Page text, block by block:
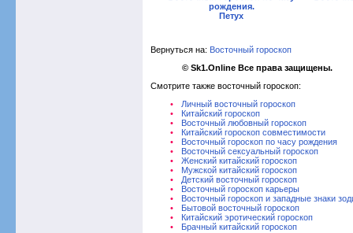
рождения.
Петух
Вернуться на: Восточный гороскоп
© Sk1.Online Все права защищены.
Смотрите также восточный гороскоп:
Личный восточный гороскоп
Китайский гороскоп
Восточный любовный гороскоп
Китайский гороскоп совместимости
Восточный гороскоп по часу рождения
Восточный сексуальный гороскоп
Женский китайский гороскоп
Мужской китайский гороскоп
Детский восточный гороскоп
Восточный гороскоп карьеры
Восточный гороскоп и западные знаки
Бытовой восточный гороскоп
Китайский эротический гороскоп
Брачный китайский гороскоп